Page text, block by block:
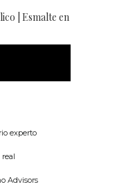
| Esmalte en
experto
Advisors